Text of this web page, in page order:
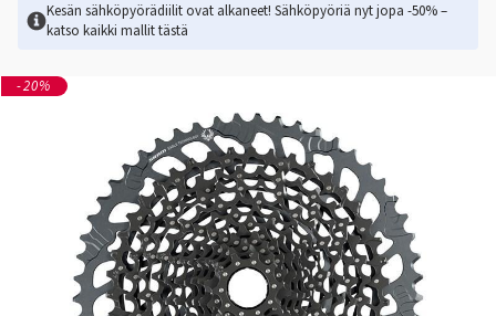
Kesän sähköpyörädiilit ovat alkaneet! Sähköpyöriä nyt jopa -50% –
katso kaikki mallittästä
-20%